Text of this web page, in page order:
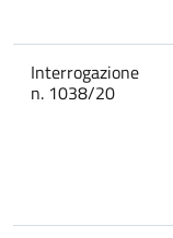
Interrogazione
n. 1038/20